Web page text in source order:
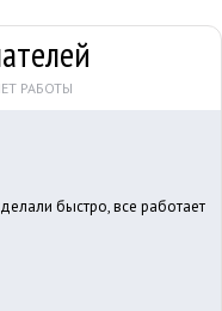
РАБОТЫ
быстро, все работает